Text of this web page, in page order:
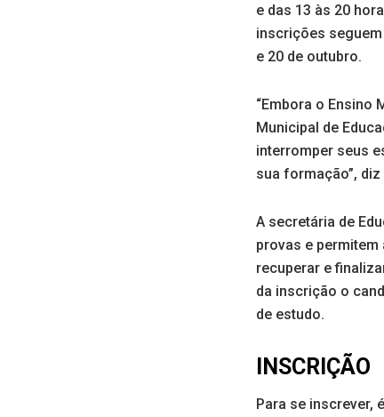
e das 13 às 20
inscrições
e 20 de outubro.
“Embora o Ensino
Municipal de
interromper seus
sua formação”,
A secretária de
provas e
recuperar e
da inscrição o
de estudo.
INSCRIÇÃO
Para se inscrever,